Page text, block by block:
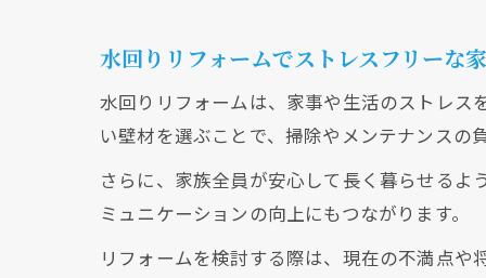
水回りリフォームでストレスフリーな
水回りリフォームは、家事や生活のストレス
い壁材を選ぶことで、掃除やメンテナンスの
さらに、家族全員が安心して長く暮らせる
ミュニケーションの向上にもつながります。
リフォームを検討する際は、現在の不満点